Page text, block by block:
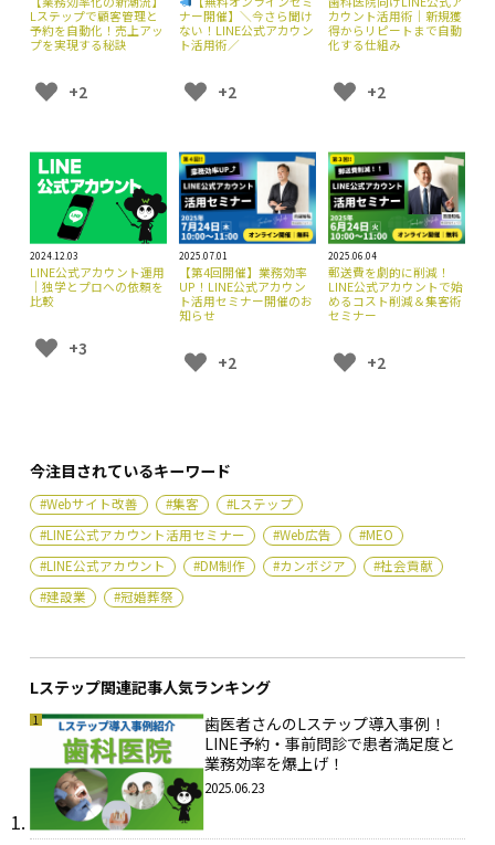
Lステップで顧客管理と
予約を自動化！売上アッ
プを実現する秘訣
+2
ナー開催】＼今さら聞け
ない！LINE公式アカウン
ト活用術／
+2
カウント活用術｜新規獲
得からリピートまで自動
化する仕組み
+2
2024.12.03
LINE公式アカウント運用
｜独学とプロへの依頼を
比較
+3
2025.07.01
【第4回開催】業務効率
UP！LINE公式アカウン
ト活用セミナー開催のお
知らせ
+2
2025.06.04
郵送費を劇的に削減！
LINE公式アカウントで始
めるコスト削減＆集客術
セミナー
+2
今注目されているキーワード
#Webサイト改善 #集客
#Lステップ
#LINE公式アカウント活用セミナー
#Web広告
#MEO
#LINE公式アカウント
#DM制作 #カンボジア
#社会貢献
#建設業
#冠婚葬祭
Lステップ関連記事人気ランキング
1
歯医者さんのLステップ導入事例！
LINE予約・事前問診で患者満足度と
業務効率を爆上げ！
2025.06.23